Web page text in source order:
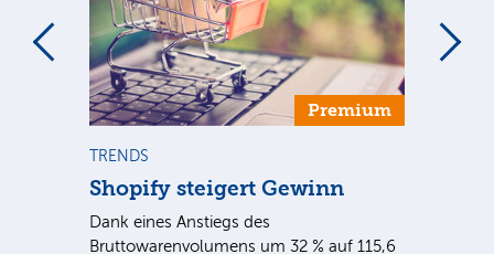
Premium
TRENDS
Shopify steigert Gewinn
Dank eines Anstiegs des
Bruttowarenvolumens um 32 % auf 115,6